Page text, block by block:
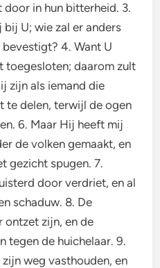
in hun bitterheid. 3.
U; wie zal er anders
4. Want U
toegesloten; daarom zult
zijn als iemand die
te delen, terwijl de ogen
6. Maar Hij heeft mij
de volken gemaakt, en
gezicht spugen. 7.
door verdriet, en al
schaduw. 8. De
ontzet zijn, en de
tegen de huichelaar. 9.
weg vasthouden, en